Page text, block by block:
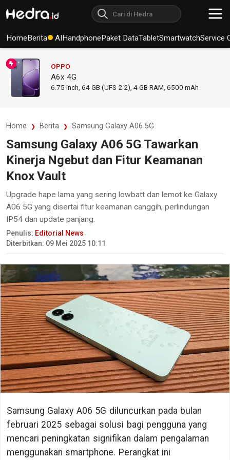
HomeBerita AIHandphonePaket DataTabletSmartwatchService
OPPO
A6x 4G
6.75 inch, 64 GB (UFS 2.2), 4 GB RAM 6500 mAh
Home Berita Samsung Galaxy A06 5G
Samsung Galaxy A06 5G Tawarkan
Kinerja Ngebut dan Fitur Keamanan
Knox Vault
Upgrade hape lama yang sering lowbatt dan lemot ke Galaxy
A06 5G yang disertai fitur keamanan canggih, perlindungan
IP54 dan update panjang.
Penulis: Editorial News
Diterbitkan: 09 Mei 2025 10:11
Samsung Galaxy A06 5G diluncurkan pada bulan
februari 2025 sebagai solusi bagi pengguna yang
mencari peningkatan signifikan dalam pengalaman
menggunakan smartphone. Perangkat ini